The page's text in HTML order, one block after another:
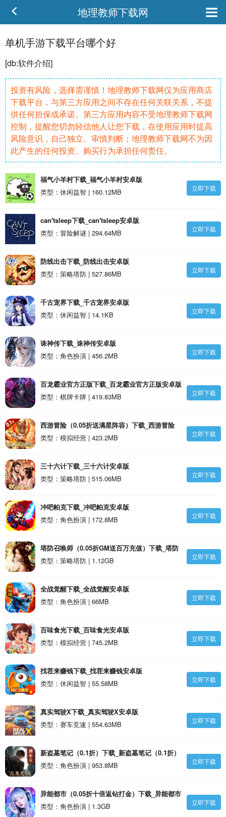
地理教师下载网
单机手游下载平台哪个好
[db:软件介绍]
投资有风险，选择需谨慎！地理教师下载网仅为应用商店
下载平台，与第三方应用之间不存在任何关联关系，不提
供任何担保或承诺。第三方应用内容不受地理教师下载网
控制，提醒您切勿轻信他人让您下载，在使用应用时提高
风险意识，自己独立、审慎判断；地理教师下载网不为因
此产生的任何投资、购买行为承担任何责任。
福气小羊村下载_福气小羊村安卓版
类型：休闲益智 | 160.12MB
立即下载
can'tsleep下载_can'tsleep安卓版
类型：冒险解谜 | 294.64MB
立即下载
防线出击下载_防线出击安卓版
类型：策略塔防 | 527.86MB
立即下载
千古宠界下载_千古宠界安卓版
类型：休闲益智 | 14.1KB
立即下载
诛神传下载_诛神传安卓版
类型：角色扮演 | 456.2MB
立即下载
百龙霸业官方正版下载_百龙霸业官方正版安卓版
类型：棋牌卡牌 | 419.83MB
立即下载
西游冒险（0.05折送满星阵容）下载_西游冒险
（0.05折送满星阵容）安卓版
类型：模拟经营 | 423.2MB 立即下载
三十六计下载_三十六计安卓版
类型：策略塔防 | 515.06MB
立即下载
冲吧帕克下载_冲吧帕克安卓版
类型：角色扮演 | 172.8MB
立即下载
塔防召唤师（0.05折GM送百万充值）下载_塔防
召唤师（0.05折GM送百万充值）安卓版
类型：策略塔防 | 1.12GB 立即下载
全战觉醒下载_全战觉醒安卓版
类型：角色扮演 | 66MB
立即下载
百味食光下载_百味食光安卓版
类型：模拟经营 | 745.2MB
立即下载
找茬来赚钱下载_找茬来赚钱安卓版
类型：休闲益智 | 55.58MB
立即下载
真实驾驶X下载_真实驾驶X安卓版
类型：赛车竞速 | 554.63MB
立即下载
新盗墓笔记（0.1折）下载_新盗墓笔记（0.1折）
安卓版
类型：角色扮演 | 953.8MB 立即下载
异能都市（0.05折十倍返钻打金）下载_异能都市
（0.05折十倍返钻打金）安卓版
类型：角色扮演 | 1.3GB 立即下载